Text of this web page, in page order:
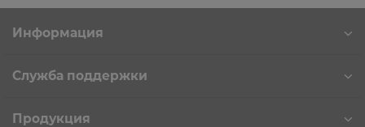
Информация
Служба поддержки
Продукция